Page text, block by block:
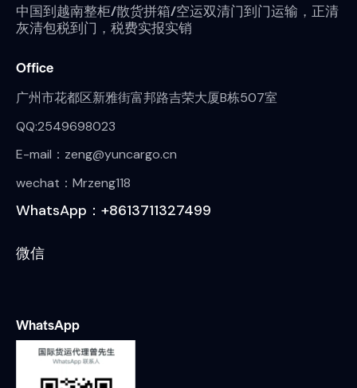
中国到越南整柜/散货拼箱/空运双清门到门运输，正清
灰清包税到门，税费实报实销
Office
广州市花都区新雅街富邦路吉荣大厦B栋507室
QQ:2549698023
E-mail：zeng@yuncargo.cn
wechat：Mrzeng118
WhatsApp：+8613711327499
微信
WhatsApp